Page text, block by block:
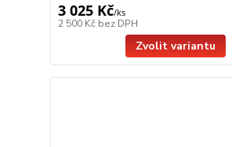
3 025 Kč/ks
2 500 Kč bez DPH
Zvolit variantu